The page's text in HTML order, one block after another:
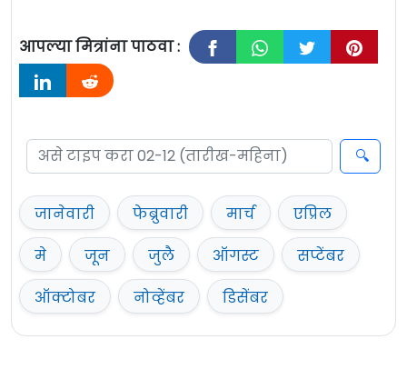
आपल्या मित्रांना पाठवा :
जानेवारी फेब्रुवारी मार्च
एप्रिल
मे
जून जुलै ऑगस्ट
सप्टेंबर
ऑक्टोबर
नोव्हेंबर डिसेंबर